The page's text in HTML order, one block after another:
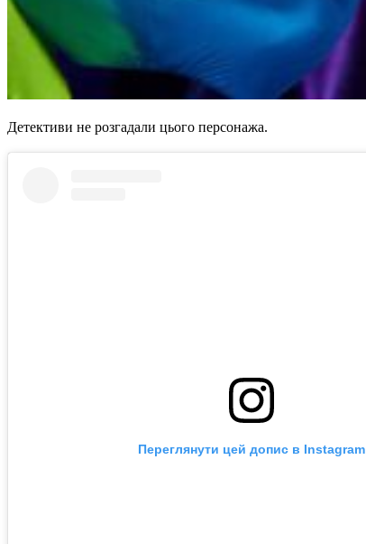
Детективи не розгадали цього персонажа.
Переглянути цей допис в Instagram